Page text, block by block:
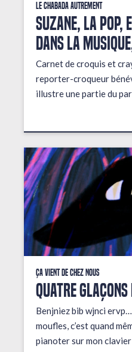
Le Chabada autrement
Suzane, la pop,
dans la
Carnet de croquis et
reporter-croqueur
illustre une partie du
Ça vient de chez nous
QUATRE
Benjniez bib wjnci
moufles, c’est quand
pianoter sur mon